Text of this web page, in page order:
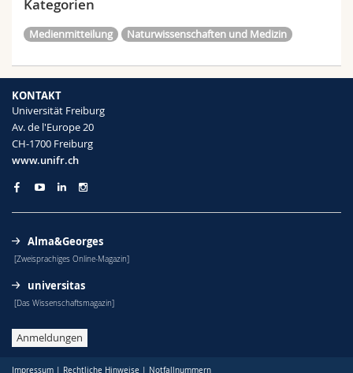
Kategorien
Medienmitteilung Naturwissenschaften und Medizin
KONTAKT
Universität Freiburg
Av. de l'Europe 20
CH-1700 Freiburg
www.unifr.ch
Alma&Georges
[Zweisprachiges Online-Magazin]
universitas
[Das Wissenschaftsmagazin]
Anmeldungen
Impressum | Rechtliche Hinweise | Notfallnummern